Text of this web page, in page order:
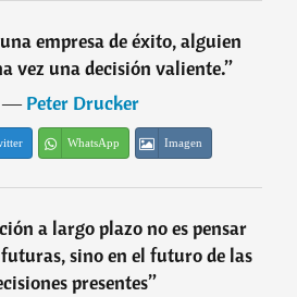
empresa de éxito, alguien
vez una decisión valiente.”
―Peter Drucker
WhatsApp Imagen
a largo plazo no es pensar
sino en el futuro de las
presentes”